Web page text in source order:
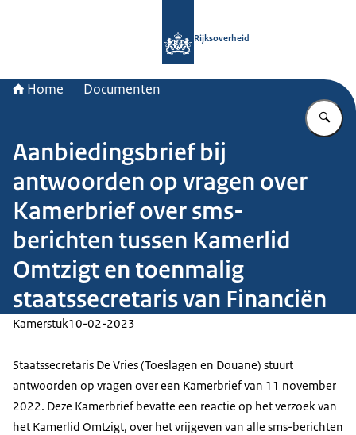
Rijksoverheid
Home Documenten
Aanbiedingsbrief bij
antwoorden op vragen over
Kamerbrief over sms-
berichten tussen Kamerlid
Omtzigt en toenmalig
staatssecretaris van Financiën
Kamerstuk10-02-2023
Staatssecretaris De Vries (Toeslagen en Douane) stuurt
antwoorden op vragen over een Kamerbrief van 11 november
2022. Deze Kamerbrief bevatte een reactie op het verzoek van
het Kamerlid Omtzigt, over het vrijgeven van alle sms-berichten